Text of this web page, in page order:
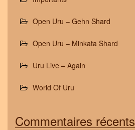
Open Uru – Gehn Shard
Open Uru – Minkata Shard
Uru Live – Again
World Of Uru
Commentaires récents